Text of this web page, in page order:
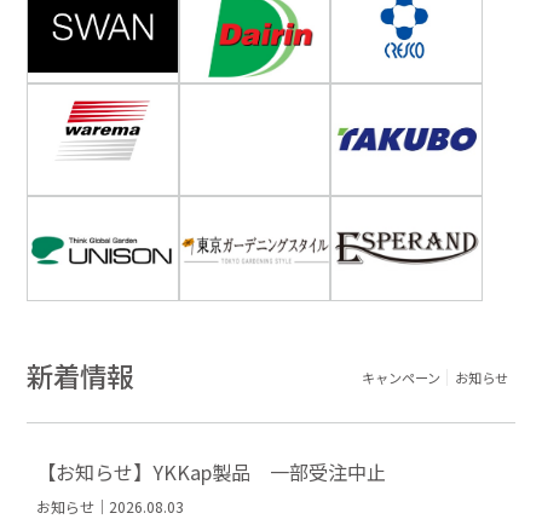
新着情報 キャンペーン お知らせ
【お知らせ】YKKap製品 一部受注中止
お知らせ｜2026.08.03